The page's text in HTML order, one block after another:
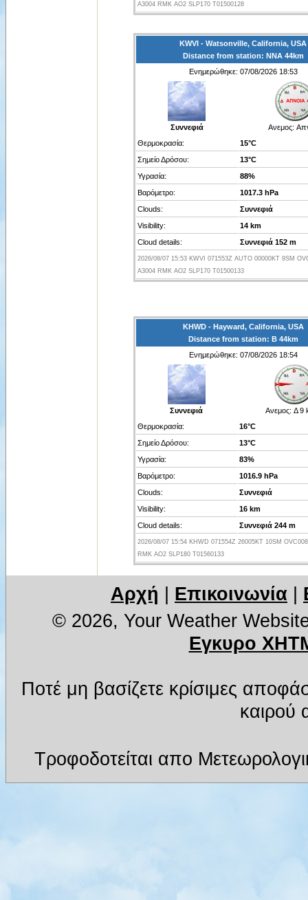
A3004 RMK AO2 SLP170 T01500128
KWVI - Watsonville, California, USA
Distance from station: ΝΝΑ 44km
Ενημερώθηκε: 07/08/2026 18:53
Συννεφιά Ανεμος:
Θερμοκρασία:
15°C
Σημείο Δρόσου:
13°C
Υγρασία:
88%
Βαρόμετρο:
1017.3 hPa
Clouds:
Συννεφιά
Visibility:
14 km
Cloud details:
Συννεφιά 152 m
2026/08/07 15:53 KWVI 071553Z AUTO 00000KT 9SM
A3004 RMK AO2 SLP170 T01500133
KHWD - Hayward, California, USA
Distance from station: Β 44km
Ενημερώθηκε: 07/08/2026 18:54
Συννεφιά Ανεμος: Δ 9
Θερμοκρασία:
16°C
Σημείο Δρόσου:
13°C
Υγρασία:
83%
Βαρόμετρο:
1016.9 hPa
Clouds:
Συννεφιά
Visibility:
16 km
Cloud details:
Συννεφιά 244 m
2026/08/07 15:54 KHWD 071554Z 26005KT 10SM
RMK AO2 SLP180 T01560133
Αρχή Επικοινωνία
© 2026, Your Weather
Εγκυρο
Ποτέ μη βασίζετε κρίσιμες
καιρού
Τροφοδοτείται απο